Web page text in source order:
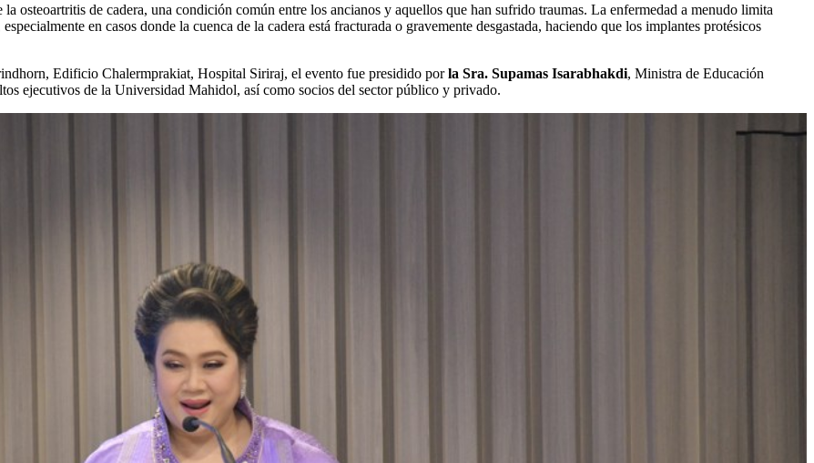
osteoartritis de cadera, una condición común entre los ancianos y aquellos que han sufrido traumas. La enfermedad a menudo limita
en casos donde la cuenca de la cadera está fracturada o gravemente desgastada, haciendo que los implantes protésicos
Edificio Chalermprakiat, Hospital Siriraj, el evento fue presidido porla Sra. Supamas Isarabhakdi, Ministra de Educación
ejecutivos de la Universidad Mahidol, así como socios del sector público y privado.